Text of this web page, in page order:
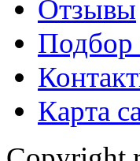
Отзывы
Подбор
Карта